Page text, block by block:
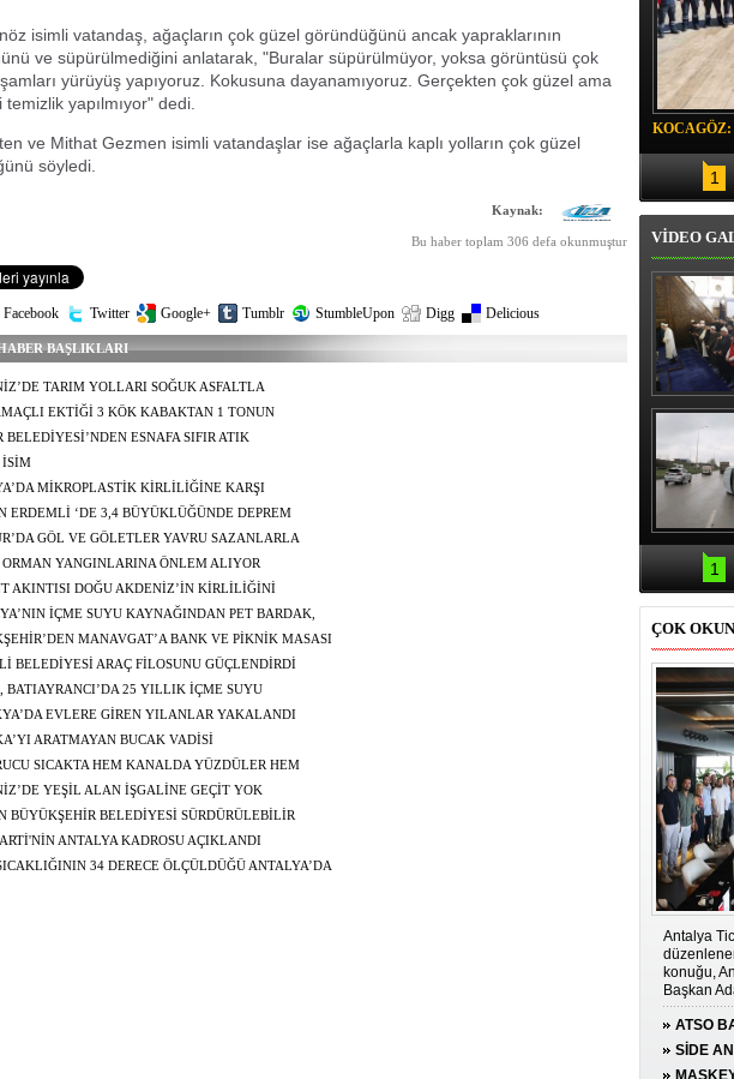
isimli vatandaş, ağaçların çok güzel göründüğünü ancak yapraklarının
ve süpürülmediğini anlatarak, "Buralar süpürülmüyor, yoksa görüntüsü çok
yürüyüş yapıyoruz. Kokusuna dayanamıyoruz. Gerçekten çok güzel ama
yapılmıyor" dedi.
ve Mithat Gezmen isimli vatandaşlar ise ağaçlarla kaplı yolların çok güzel
söyledi.
Kaynak:
Bu haber toplam 306 defa okunmuştur
Facebook Twitter Google+ Tumblr StumbleUpon Digg Delicious
BAŞLIKLARI
TARIM YOLLARI SOĞUK ASFALTLA
EKTİĞİ 3 KÖK KABAKTAN 1 TONUN
ÜRÜN ALDI
BELEDİYESİ’NDEN ESNAFA SIFIR ATIK
İSİM
MİKROPLASTİK KİRLİLİĞİNE KARŞI
STARTI VERİLDİ
ERDEMLİ ‘DE 3,4 BÜYÜKLÜĞÜNDE DEPREM
GÖL VE GÖLETLER YAVRU SAZANLARLA
ORMAN YANGINLARINA ÖNLEM ALIYOR
AKINTISI DOĞU AKDENİZ’İN KİRLİLİĞİNİ
TAŞIYOR
İÇME SUYU KAYNAĞINDAN PET BARDAK,
POŞETLER ÇIKARTILDI
MANAVGAT’A BANK VE PİKNİK MASASI
BELEDİYESİ ARAÇ FİLOSUNU GÜÇLENDİRDİ
BATIAYRANCI’DA 25 YILLIK İÇME SUYU
YENİLİYOREVLERE GİREN YILANLAR YAKALANDI
ARATMAYAN BUCAK VADİSİ
GÖZDESİ
SICAKTA HEM KANALDA YÜZDÜLER HEM
YEŞİL ALAN İŞGALİNE GEÇİT YOK
BÜYÜKŞEHİR BELEDİYESİ SÜRDÜRÜLEBİLİR
ZİRVEDEANTALYA KADROSU AÇIKLANDI
34 DERECE ÖLÇÜLDÜĞÜ ANTALYA’DA
1
VİDEO
Erbaş,
Veli
teravih
1
ÇOK
Antalya
konuğu,
Başkan
ATSO
SİDE